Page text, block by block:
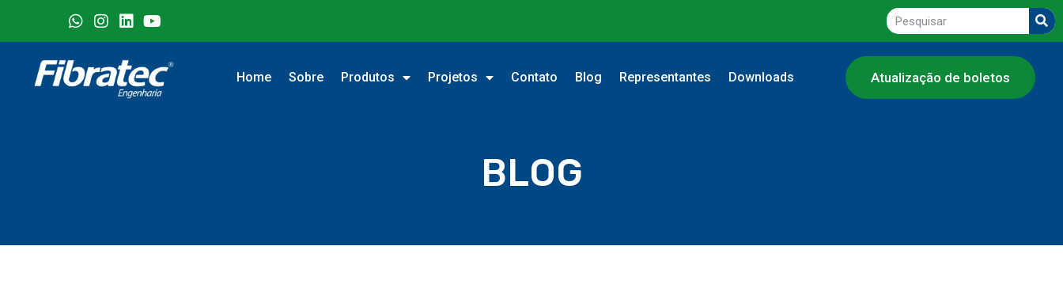
Home Sobre Produtos Projetos Contato Blog Representantes Downloads Atualização de boletos
BLOG